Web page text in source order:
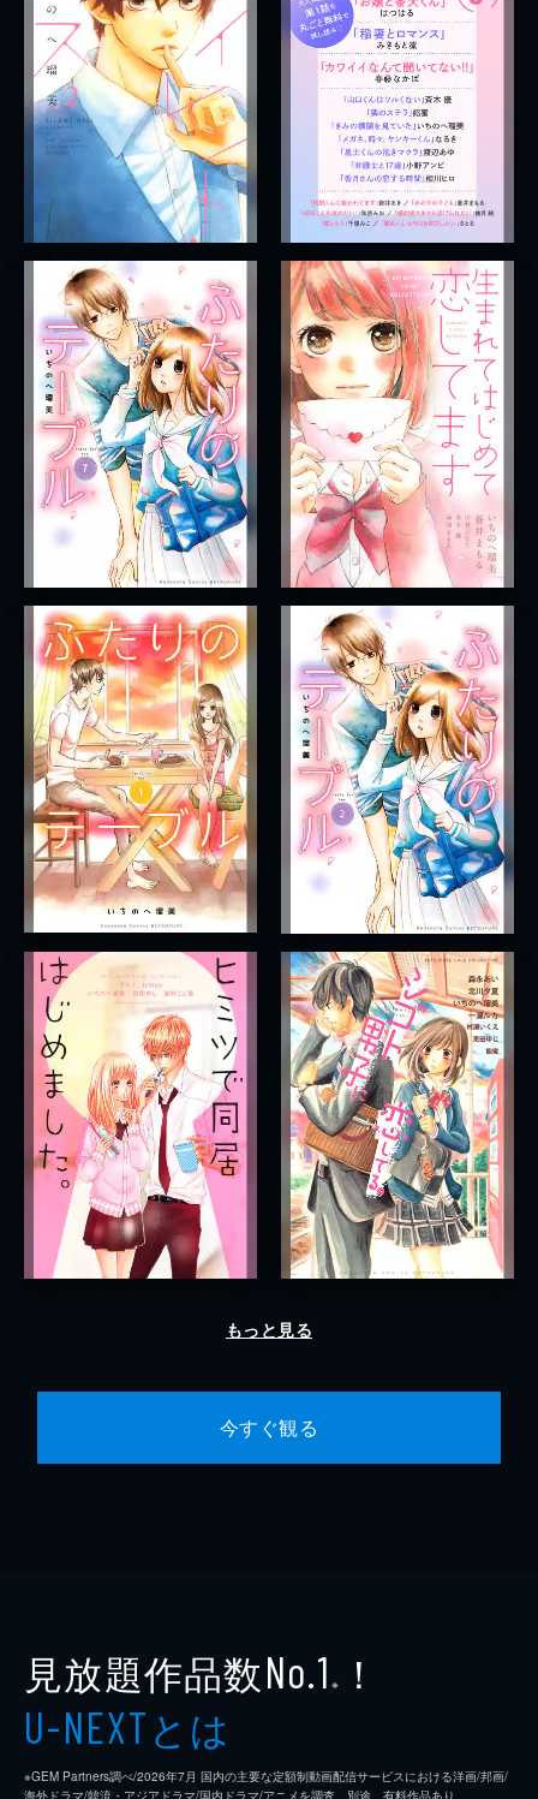
もっと見る
今すぐ観る
見放題作品数No.1 ※ ！
U-NEXTとは
※GEM Partners調べ/2026年7⽉ 国内の主要な定額制動画配信サービスにおける洋画/邦画/
海外ドラマ/韓流・アジアドラマ/国内ドラマ/アニメを調査。別途、有料作品あり。